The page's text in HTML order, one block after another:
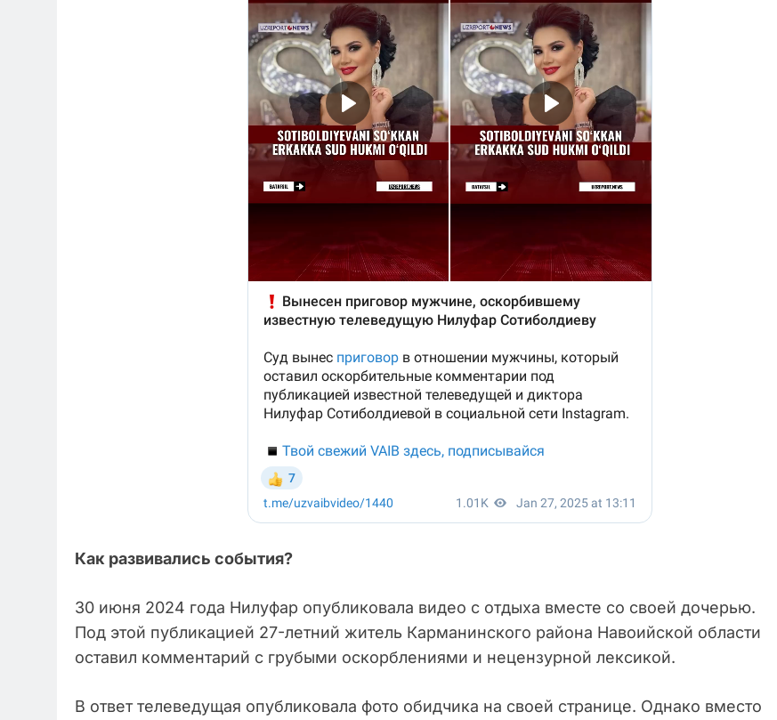
Как развивались события?
30 июня 2024 года Нилуфар опубликовала видео с отдыха вместе со своей дочерью.
Под этой публикацией 27-летний житель Карманинского района Навоийской области
оставил комментарий с грубыми оскорблениями и нецензурной лексикой.
В ответ телеведущая опубликовала фото обидчика на своей странице. Однако вместо